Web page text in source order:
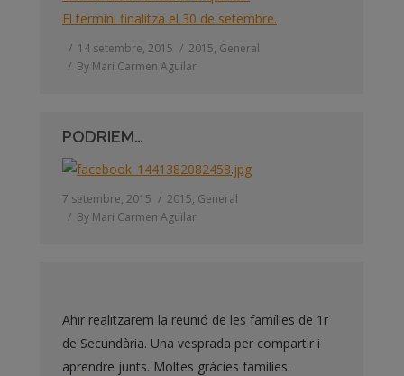
El termini finalitza el 30 de setembre.
14 setembre, 2015 2015, General
By Mari Carmen Aguilar
PODRIEM…
7 setembre, 2015 2015, General
By Mari Carmen Aguilar
Ahir realitzarem la reunió de les famílies de 1r
de Secundària. Una vesprada per compartir i
aprendre junts. Moltes gràcies famílies.